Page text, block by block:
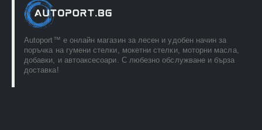
Autoport™ e онлайн магазин за лесен и удобен начин за
поръчка на гумени стелки, мокетни стелки, моторни масла,
добавки, и автоаксесоари. С любезно обслужване и бърза
доставка!